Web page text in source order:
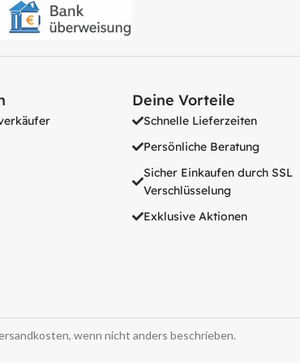
Deine Vorteile
Schnelle Lieferzeiten
Persönliche Beratung
Sicher Einkaufen durch SSL
Verschlüsselung
Exklusive Aktionen
wenn nicht anders beschrieben.